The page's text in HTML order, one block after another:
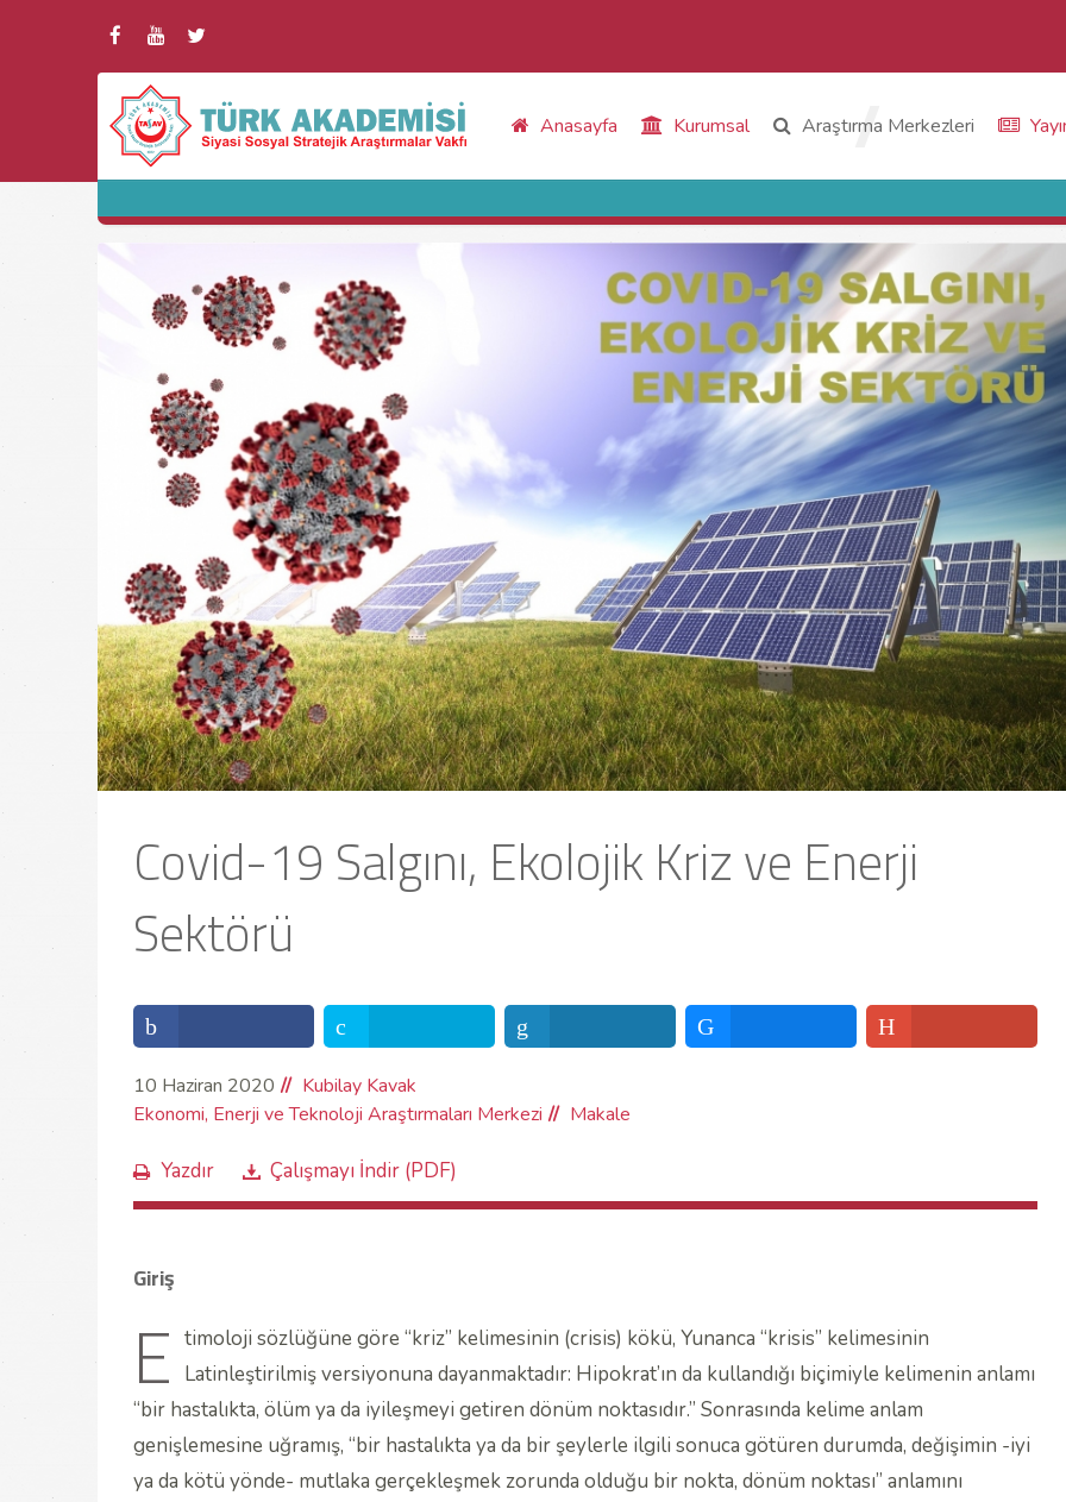
Anasayfa Kurumsal Araştırma Merkezleri
Covid-19 Salgını, Ekolojik Kriz ve Enerji
Sektörü
10 Haziran 2020
Kubilay Kavak
Ekonomi, Enerji ve Teknoloji Araştırmaları Merkezi
Makale
Yazdır Çalışmayı İndir (PDF)
Giriş
E timoloji sözlüğüne göre “kriz” kelimesinin (crisis) kökü, Yunanca “krisis” kelimesinin
Latinleştirilmiş versiyonuna dayanmaktadır: Hipokrat’ın da kullandığı biçimiyle kelimenin anlamı
“bir hastalıkta, ölüm ya da iyileşmeyi getiren dönüm noktasıdır.” Sonrasında kelime anlam
genişlemesine uğramış, “bir hastalıkta ya da bir şeylerle ilgili sonuca götüren durumda, değişimin -iyi
ya da kötü yönde- mutlaka gerçekleşmek zorunda olduğu bir nokta, dönüm noktası” anlamını